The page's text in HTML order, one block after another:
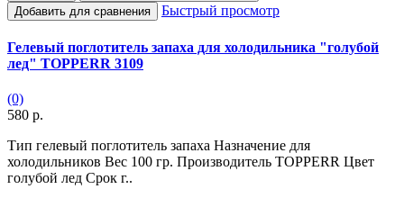
Добавить для сравнения
Быстрый просмотр
Гелевый поглотитель запаха для холодильника "голубой
лед" TOPPERR 3109
(0)
580 р.
Тип гелевый поглотитель запаха Назначение для
холодильников Вес 100 гр. Производитель TOPPERR Цвет
голубой лед Срок г..